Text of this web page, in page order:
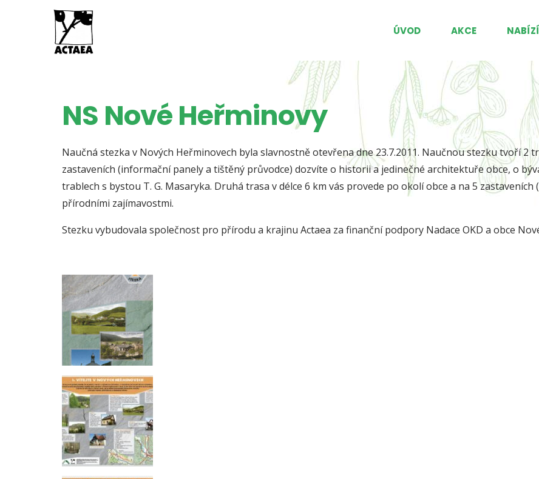
ÚVOD AKCE
NS Nové Heřminovy
Naučná stezka v Nových Heřminovech byla slavnostně otevřena dne 23.7.2011. Naučnou stezku tvoří 2
zastaveních (informační panely a tištěný průvodce) dozvíte o historii a jedinečné architektuře obce, o
trablech s bystou T. G. Masaryka. Druhá trasa v délce 6 km vás provede po okolí obce a na 5
přírodními zajímavostmi.
Stezku vybudovala společnost pro přírodu a krajinu Actaea za finanční podpory Nadace OKD a obce